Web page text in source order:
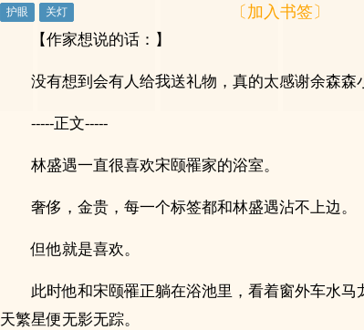
〔加入书签〕
【作家想说的话：】
没有想到会有人给我送礼物，真的太感谢余森森
-----正文-----
林盛遇一直很喜欢宋颐罹家的浴室。
奢侈，金贵，每一个标签都和林盛遇沾不上边。
但他就是喜欢。
此时他和宋颐罹正躺在浴池里，看着窗外车水
天繁星便无影无踪。